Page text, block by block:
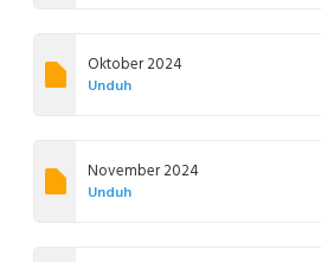
Oktober 2024
Unduh
November 2024
Unduh